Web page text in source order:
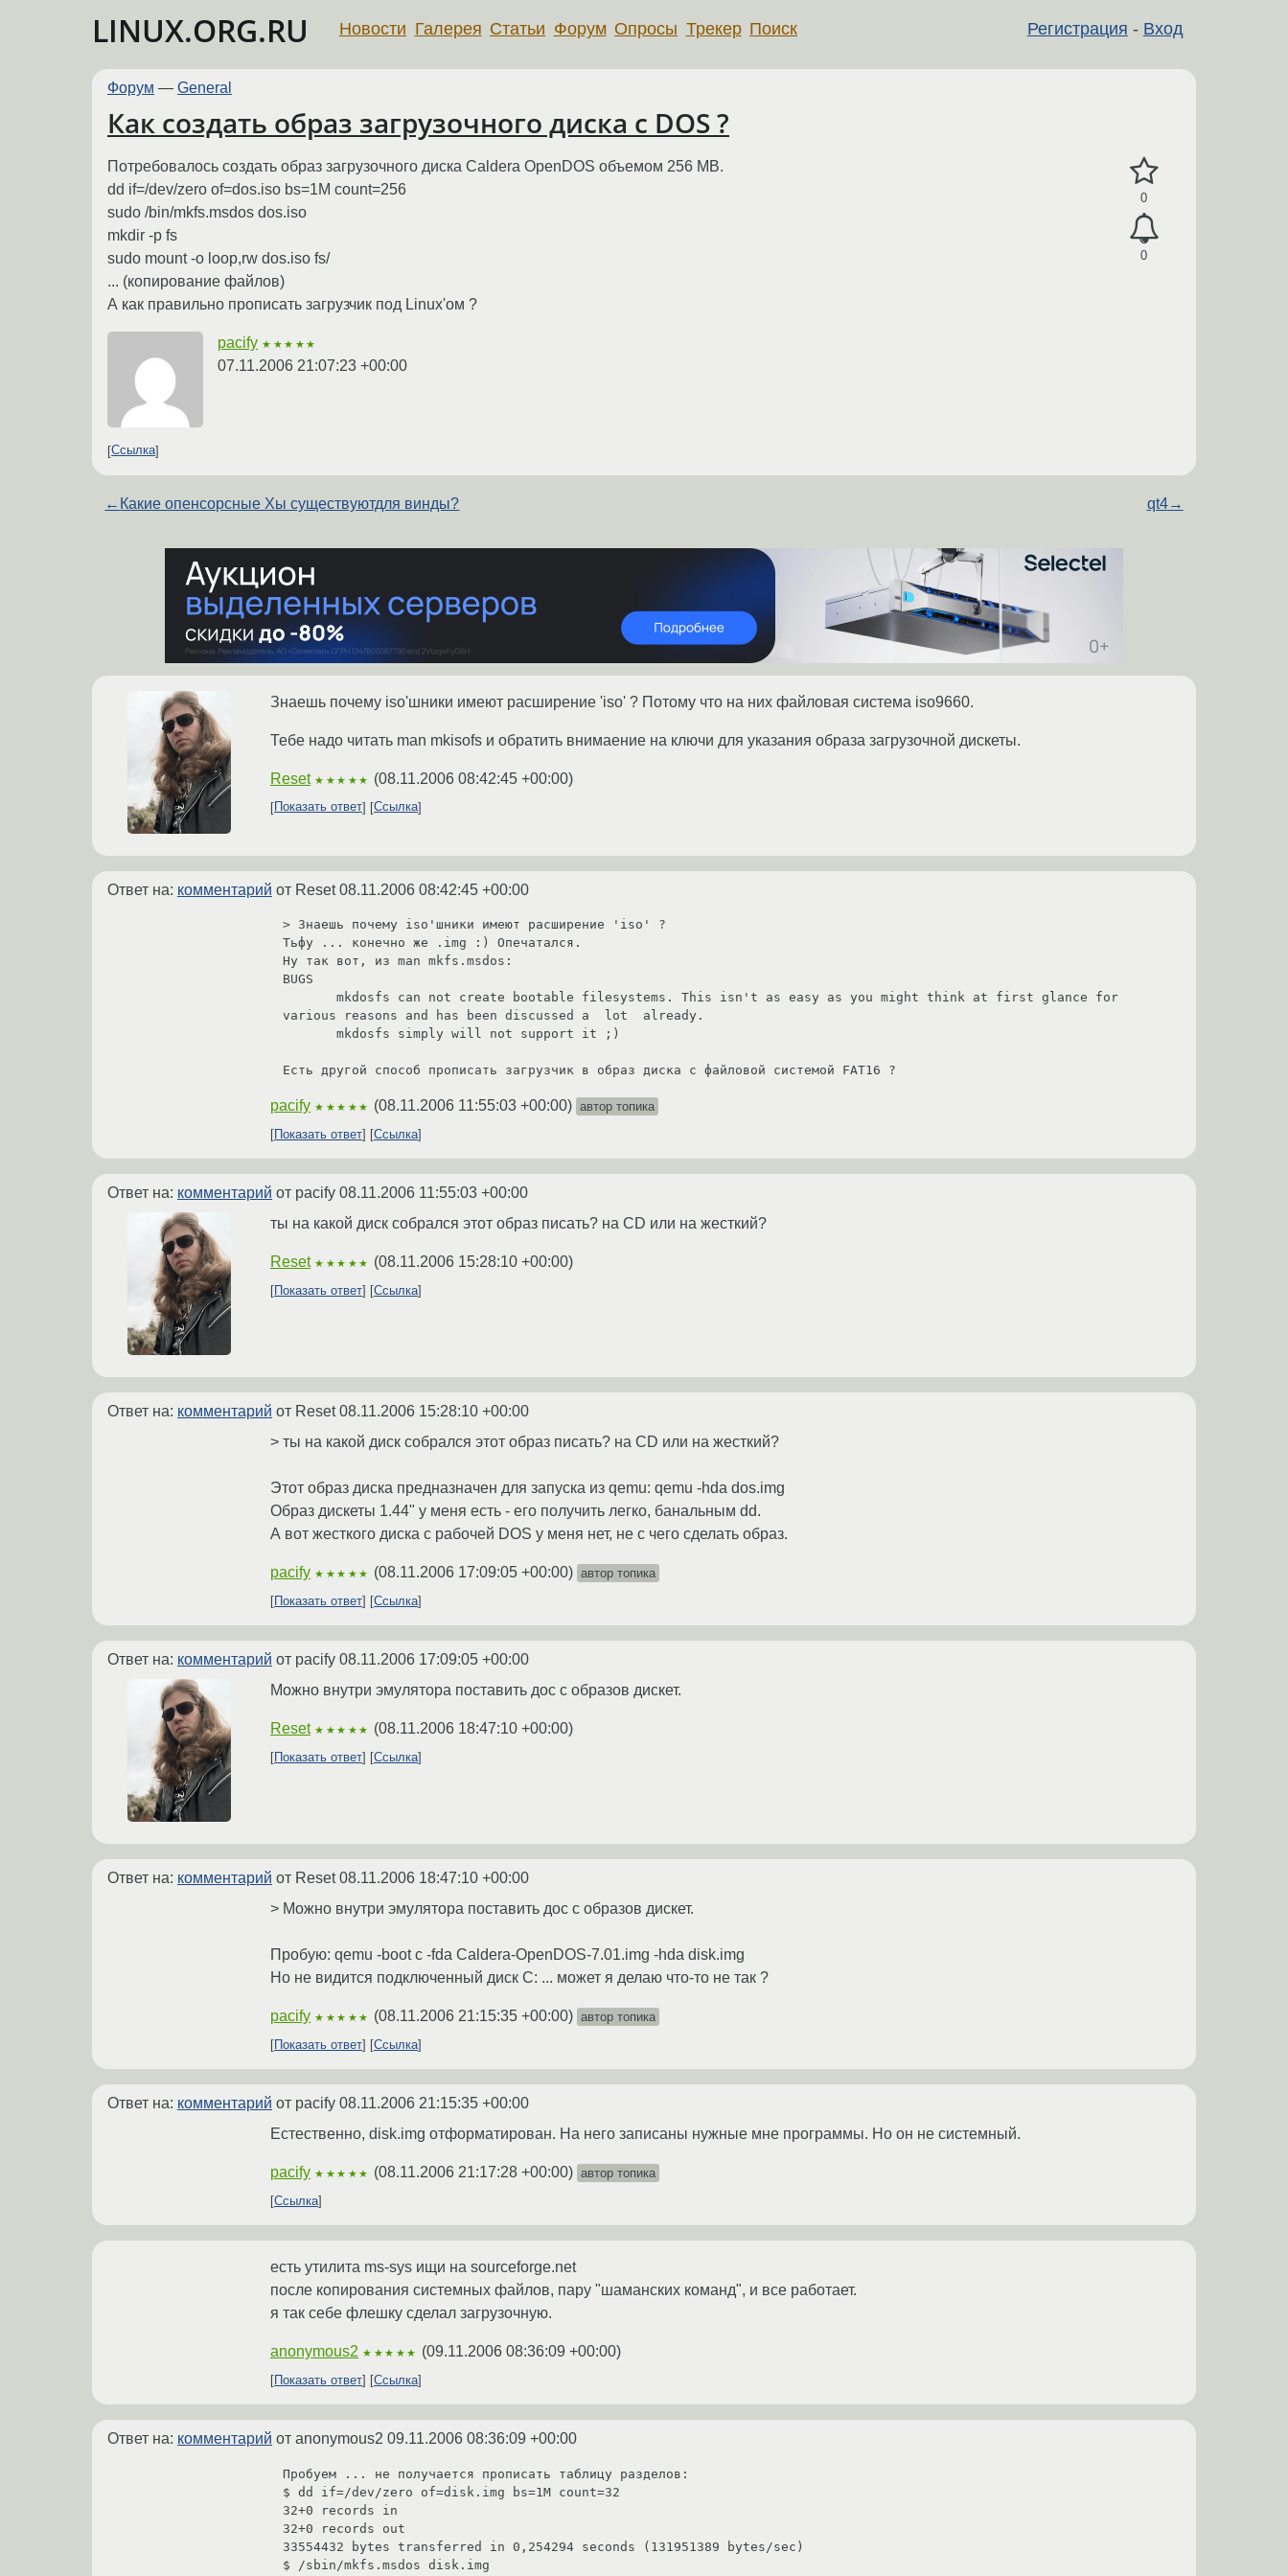
LINUX.ORG.RU Регистрация - Вход
Новости Галерея Статьи Форум Опросы Трекер Поиск
Форум — General
Как создать образ загрузочного диска с DOS ?
0
0
Потребовалось создать образ загрузочного диска Caldera OpenDOS объемом 256 MB.
dd if=/dev/zero of=dos.iso bs=1M count=256
sudo /bin/mkfs.msdos dos.iso
mkdir -p fs
sudo mount -o loop,rw dos.iso fs/
... (копирование файлов)
А как правильно прописать загрузчик под Linux'ом ?
pacify ★★★★★
07.11.2006 21:07:23 +00:00
Ссылка
← Какие опенсорсные Xы существуютдля винды? qt4→
Знаешь почему iso'шники имеют расширение 'iso' ? Потому что на них файловая система iso9660.
Тебе надо читать man mkisofs и обратить внимаение на ключи для указания образа загрузочной дискеты.
Reset ★★★★★ (08.11.2006 08:42:45 +00:00)
Показать ответ Ссылка
Ответ на: комментарий от Reset08.11.2006 08:42:45 +00:00
> Знаешь почему iso'шники имеют расширение 'iso' ?
Тьфу ... конечно же .img :) Опечатался.
Ну так вот, из man mkfs.msdos:
BUGS
various reasons and has been discussed a  lot  already.
pacify ★★★★★ (08.11.2006 11:55:03 +00:00) автор топика
Показать ответ
Ссылка
Ответ на: комментарий от pacify 08.11.2006 11:55:03 +00:00
ты на какой диск собрался этот образ писать? на CD или на жесткий?
Reset ★★★★★ (08.11.2006 15:28:10 +00:00)
Показать ответ Ссылка
Ответ на: комментарий от Reset08.11.2006 15:28:10 +00:00
> ты на какой диск собрался этот образ писать? на CD или на жесткий?
Этот образ диска предназначен для запуска из qemu: qemu -hda dos.img
Образ дискеты 1.44" у меня есть - его получить легко, банальным dd.
А вот жесткого диска с рабочей DOS у меня нет, не с чего сделать образ.
pacify ★★★★★ (08.11.2006 17:09:05 +00:00) автор топика
Показать ответ
Ссылка
Ответ на: комментарий от pacify 08.11.2006 17:09:05 +00:00
Можно внутри эмулятора поставить дос с образов дискет.
Reset ★★★★★ (08.11.2006 18:47:10 +00:00)
Показать ответ Ссылка
Ответ на: комментарий от Reset08.11.2006 18:47:10 +00:00
> Можно внутри эмулятора поставить дос с образов дискет.
Пробую: qemu -boot c -fda Caldera-OpenDOS-7.01.img -hda disk.img
Но не видится подключенный диск C: ... может я делаю что-то не так ?
pacify ★★★★★ (08.11.2006 21:15:35 +00:00) автор топика
Показать ответ
Ссылка
Ответ на: комментарий от pacify 08.11.2006 21:15:35 +00:00
Естественно, disk.img отформатирован. На него записаны нужные мне программы. Но он не системный.
pacify ★★★★★ (08.11.2006 21:17:28 +00:00) автор топика
Ссылка
есть утилита ms-sys ищи на sourceforge.net
после копирования системных файлов, пару "шаманских команд", и все работает.
я так себе флешку сделал загрузочную.
anonymous2 ★★★★★ (09.11.2006 08:36:09 +00:00)
Показать ответ Ссылка
Ответ на: комментарий от anonymous2 09.11.2006 08:36:09 +00:00
Пробуем ... не получается прописать таблицу разделов:
$ dd if=/dev/zero of=disk.img bs=1M count=32
32+0 records in
32+0 records out
33554432 bytes transferred in 0,254294 seconds (131951389 bytes/sec)
$ /sbin/mkfs.msdos disk.img